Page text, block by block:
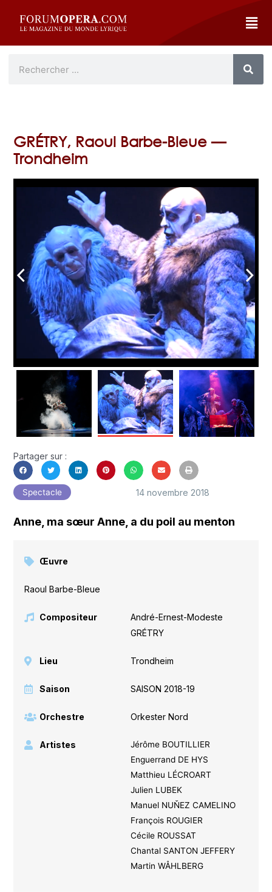
GRÉTRY, Raoul Barbe-Bleue —
Trondheim
arrow_back_ios arrow_forward_ios
Partager sur :
Spectacle 14 novembre 2018
Anne, ma sœur Anne, a du poil au menton
Œuvre
Raoul Barbe-Bleue
Compositeur
André-Ernest-Modeste
GRÉTRY
Lieu Trondheim
Saison SAISON 2018-19
Orchestre Orkester Nord
Artistes
Jérôme BOUTILLIER
Enguerrand DE HYS
Matthieu LÉCROART
Julien LUBEK
Manuel NUŇEZ CAMELINO
François ROUGIER
Cécile ROUSSAT
Chantal SANTON JEFFERY
Martin WÅHLBERG